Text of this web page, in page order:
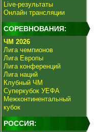
Live-результаты
Онлайн трансляции
СОРЕВНОВАНИЯ:
ЧМ 2026
Лига чемпионов
Лига Европы
Лига конференций
Лига наций
Клубный ЧМ
Суперкубок УЕФА
Межконтинентальный
кубок
РОССИЯ: